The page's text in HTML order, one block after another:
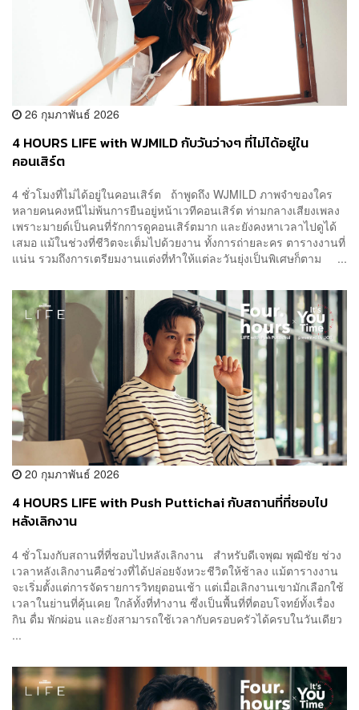
26 กุมภาพันธ์ 2026
4 HOURS LIFE with WJMILD กับวันว่างๆ ที่ไม่ได้อยู่ใน
คอนเสิร์ต
4 ชั่วโมงที่ไม่ได้อยู่ในคอนเสิร์ต ถ้าพูดถึง WJMILD ภาพจำของใคร
หลายคนคงหนีไม่พ้นการยืนอยู่หน้าเวทีคอนเสิร์ต ท่ามกลางเสียงเพลง
เพราะมายด์เป็นคนที่รักการดูคอนเสิร์ตมาก และยังคงหาเวลาไปดูได้
เสมอ แม้ในช่วงที่ชีวิตจะเต็มไปด้วยงาน ทั้งการถ่ายละคร ตารางงานที่
แน่น รวมถึงการเตรียมงานแต่งที่ทำให้แต่ละวันยุ่งเป็นพิเศษก็ตาม ...
20 กุมภาพันธ์ 2026
4 HOURS LIFE with Push Puttichai กับสถานที่ที่ชอบไป
หลังเลิกงาน
4 ชั่วโมงกับสถานที่ที่ชอบไปหลังเลิกงาน สำหรับดีเจพุฒ พุฒิชัย ช่วง
เวลาหลังเลิกงานคือช่วงที่ได้ปล่อยจังหวะชีวิตให้ช้าลง แม้ตารางงาน
จะเริ่มตั้งแต่การจัดรายการวิทยุตอนเช้า แต่เมื่อเลิกงานเขามักเลือกใช้
เวลาในย่านที่คุ้นเคย ใกล้ทั้งที่ทำงาน ซึ่งเป็นพื้นที่ที่ตอบโจทย์ทั้งเรื่อง
กิน ดื่ม พักผ่อน และยังสามารถใช้เวลากับครอบครัวได้ครบในวันเดียว
...